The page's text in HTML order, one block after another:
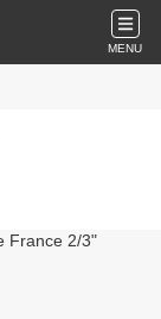
MENU